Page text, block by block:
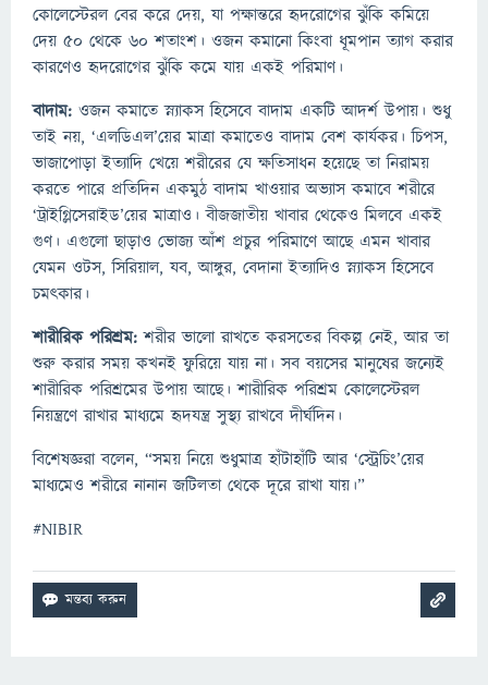
কোলেস্টেরল বের করে দেয়, যা পক্ষান্তরে হৃদরোগের ঝুঁকি কমিয়ে
দেয় ৫০ থেকে ৬০ শতাংশ। ওজন কমানো কিংবা ধূমপান ত্যাগ করার
কারণেও হৃদরোগের ঝুঁকি কমে যায় একই পরিমাণ।
বাদাম: ওজন কমাতে স্ন্যাকস হিসেবে বাদাম একটি আদর্শ উপায়। শুধু
তাই নয়, ‘এলডিএল’য়ের মাত্রা কমাতেও বাদাম বেশ কার্যকর। চিপস,
ভাজাপোড়া ইত্যাদি খেয়ে শরীরের যে ক্ষতিসাধন হয়েছে তা নিরাময়
করতে পারে প্রতিদিন একমুঠ বাদাম খাওয়ার অভ্যাস কমাবে শরীরে
‘ট্রাইগ্লিসেরাইড’য়ের মাত্রাও। বীজজাতীয় খাবার থেকেও মিলবে একই
গুণ। এগুলো ছাড়াও ভোজ্য আঁশ প্রচুর পরিমাণে আছে এমন খাবার
যেমন ওটস, সিরিয়াল, যব, আঙ্গুর, বেদানা ইত্যাদিও স্ন্যাকস হিসেবে
চমৎকার।
শারীরিক পরিশ্রম: শরীর ভালো রাখতে করসতের বিকল্প নেই, আর তা
শুরু করার সময় কখনই ফুরিয়ে যায় না। সব বয়সের মানুষের জন্যেই
শারীরিক পরিশ্রমের উপায় আছে। শারীরিক পরিশ্রম কোলেস্টেরল
নিয়ন্ত্রণে রাখার মাধ্যমে হৃদযন্ত্র সুস্থ্য রাখবে দীর্ঘদিন।
বিশেষজ্ঞরা বলেন, “সময় নিয়ে শুধুমাত্র হাঁটাহাঁটি আর ‘স্ট্রেচিং’য়ের
মাধ্যমেও শরীরে নানান জটিলতা থেকে দূরে রাখা যায়।”
#NIBIR